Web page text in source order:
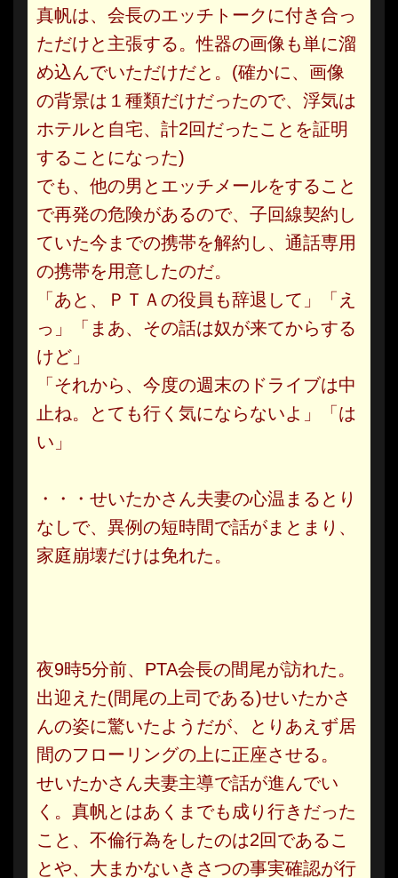
真帆は、会長のエッチトークに付き合っ
ただけと主張する。性器の画像も単に溜
め込んでいただけだと。(確かに、画像
の背景は１種類だけだったので、浮気は
ホテルと自宅、計2回だったことを証明
することになった)
でも、他の男とエッチメールをすること
で再発の危険があるので、子回線契約し
ていた今までの携帯を解約し、通話専用
の携帯を用意したのだ。
「あと、ＰＴＡの役員も辞退して」「え
っ」「まあ、その話は奴が来てからする
けど」
「それから、今度の週末のドライブは中
止ね。とても行く気にならないよ」「は
い」
・・・せいたかさん夫妻の心温まるとり
なしで、異例の短時間で話がまとまり、
家庭崩壊だけは免れた。
夜9時5分前、PTA会長の間尾が訪れた。
出迎えた(間尾の上司である)せいたかさ
んの姿に驚いたようだが、とりあえず居
間のフローリングの上に正座させる。
せいたかさん夫妻主導で話が進んでい
く。真帆とはあくまでも成り行きだった
こと、不倫行為をしたのは2回であるこ
とや、大まかないきさつの事実確認が行